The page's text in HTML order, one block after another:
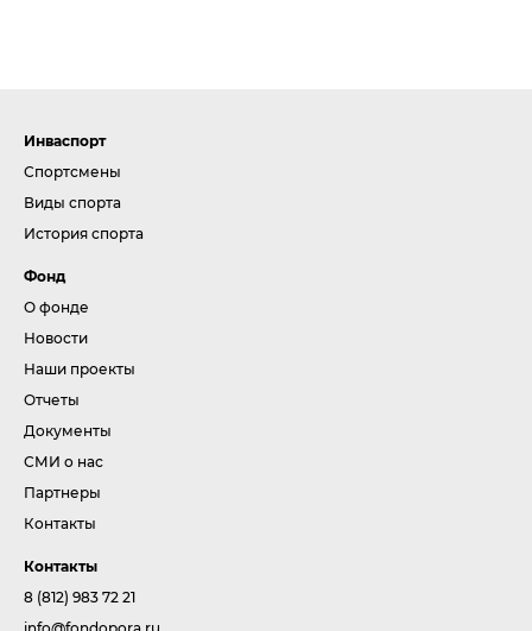
Инваспорт
Спортсмены
Виды спорта
История спорта
Фонд
О фонде
Новости
Наши проекты
Отчеты
Документы
СМИ о нас
Партнеры
Контакты
Контакты
8 (812) 983 72 21
info@fondopora.ru